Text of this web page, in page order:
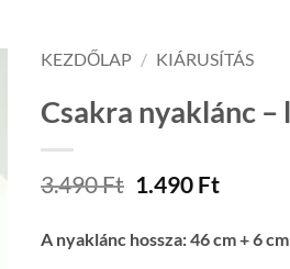
KEZDŐLAP / KIÁRUSÍTÁS
Csakra nyaklánc –
3.490Ft Original
3.490 Ft.
1.490 FtCurrent
1.490
A nyaklánc hossza: 46 cm + 6